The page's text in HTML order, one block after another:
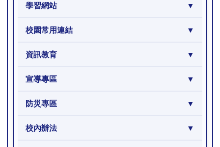
學習網站
校園常用連結
資訊教育
宣導專區
防災專區
校內辦法